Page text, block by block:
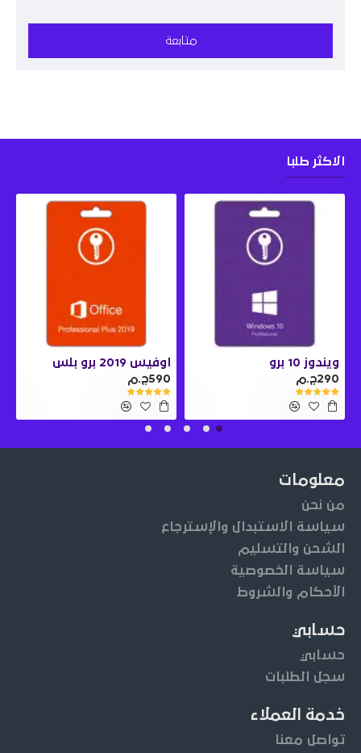
متابعة
الاكثر طلبا
ويندوز 10 برو
290ج.م
اوفيس 2019 برو بلس
590ج.م
معلومات
من نحن
سياسة الاستبدال والإسترجاع
الشحن والتسليم
سياسة الخصوصية
الأحكام والشروط
حسابي
حسابي
سجل الطلبات
خدمة العملاء
تواصل معنا